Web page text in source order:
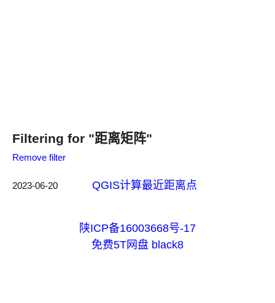
Filtering for "距离矩阵"
Remove filter
2023-06-20 QGIS计算最近距离点
陕ICP备16003668号-17
免费5T网盘 black8